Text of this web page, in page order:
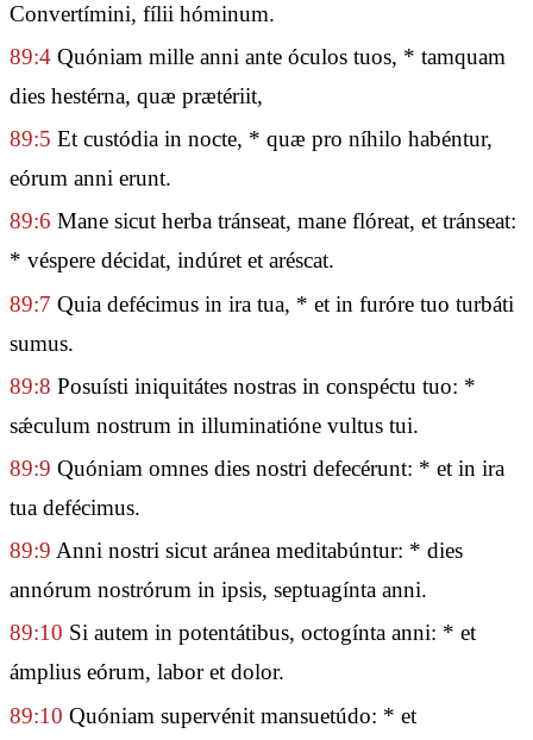
Convertímini, fílii hóminum.
89:4 Quóniam mille anni ante óculos tuos, * tamquam
dies hestérna, quæ prætériit,
89:5 Et custódia in nocte, * quæ pro níhilo habéntur,
eórum anni erunt.
89:6 Mane sicut herba tránseat, mane flóreat, et tránseat:
* véspere décidat, indúret et aréscat.
89:7 Quia defécimus in ira tua, * et in furóre tuo turbáti
sumus.
89:8 Posuísti iniquitátes nostras in conspéctu tuo: *
sǽculum nostrum in illuminatióne vultus tui.
89:9 Quóniam omnes dies nostri defecérunt: * et in ira
tua defécimus.
89:9 Anni nostri sicut aránea meditabúntur: * dies
annórum nostrórum in ipsis, septuagínta anni.
89:10 Si autem in potentátibus, octogínta anni: * et
ámplius eórum, labor et dolor.
89:10 Quóniam supervénit mansuetúdo: * et